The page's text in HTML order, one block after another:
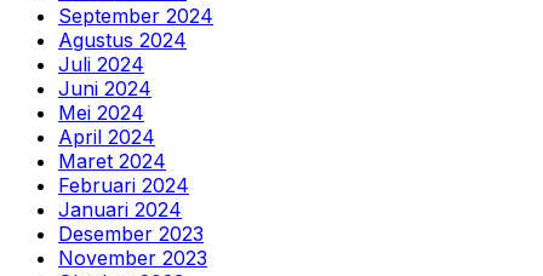
September 2024
Agustus 2024
Juli 2024
Juni 2024
Mei 2024
April 2024
Maret 2024
Februari 2024
Januari 2024
Desember 2023
November 2023